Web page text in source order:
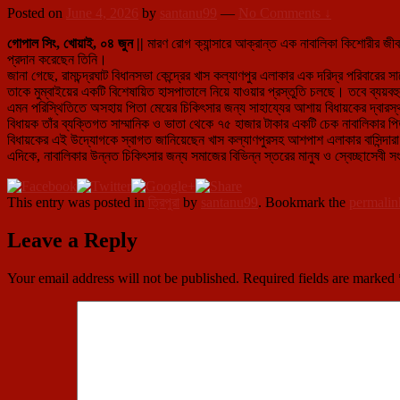
Posted on June 4, 2026 by santanu99 — No Comments ↓
গোপাল সিং, খোয়াই, ০৪ জুন || মারণ রোগ ক্যান্সারে আক্রান্ত এক নাবালিকা কিশোরীর
প্রদান করেছেন তিনি।
জানা গেছে, রামচন্দ্রঘাট বিধানসভা কেন্দ্রের খাস কল্যাণপুর এলাকার এক দরিদ্র
তাকে মুম্বাইয়ের একটি বিশেষায়িত হাসপাতালে নিয়ে যাওয়ার প্রস্তুতি চলছে। তবে
এমন পরিস্থিতিতে অসহায় পিতা মেয়ের চিকিৎসার জন্য সাহায্যের আশায় বিধায়কের
বিধায়ক তাঁর ব্যক্তিগত সাম্মানিক ও ভাতা থেকে ৭৫ হাজার টাকার একটি চেক নাবালিকার
বিধায়কের এই উদ্যোগকে স্বাগত জানিয়েছেন খাস কল্যাণপুরসহ আশপাশ এলাকার
এদিকে, নাবালিকার উন্নত চিকিৎসার জন্য সমাজের বিভিন্ন স্তরের মানুষ ও
This entry was posted in ত্রিপুরা by santanu99. Bookmark the
Leave a Reply
Your email address will not be published. Required fields are marked